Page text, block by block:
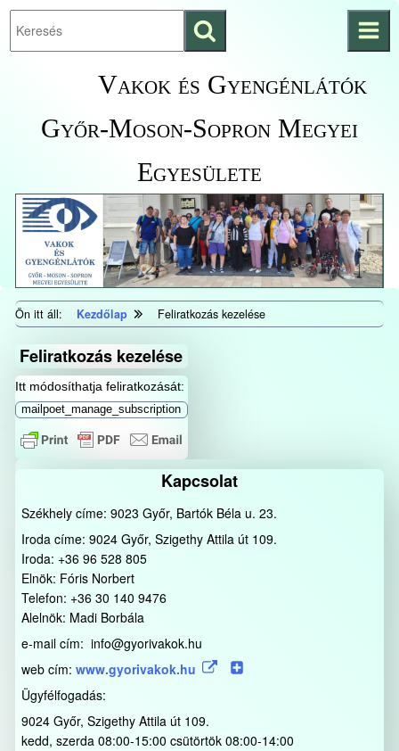
Ugrás a fő
KezdőlapraVakok és Gyengénlátók
Győr-Moson-Sopron Megyei
Egyesülete
Keresés
indítása
Ön itt áll: Kezdőlap Feliratkozás kezelése
Feliratkozás kezelése
Itt módosíthatja feliratkozását:
mailpoet_manage_subscription
Kapcsolat
Székhely címe: 9023 Győr, Bartók Béla u. 23.
Iroda címe: 9024 Győr, Szigethy Attila út 109.
Iroda: +36 96 528 805
Elnök: Fóris Norbert
Telefon: +36 30 140 9476
Alelnök: Madi Borbála
e-mail cím: info@gyorivakok.hu
web cím: www.gyorivakok.hu
Ügyfélfogadás:
9024 Győr, Szigethy Attila út 109.
kedd, szerda 08:00-15:00 csütörtök 08:00-14:00